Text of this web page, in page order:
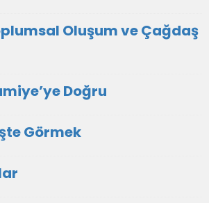
Oluşum ve Çağdaş
Doğru
Görmek